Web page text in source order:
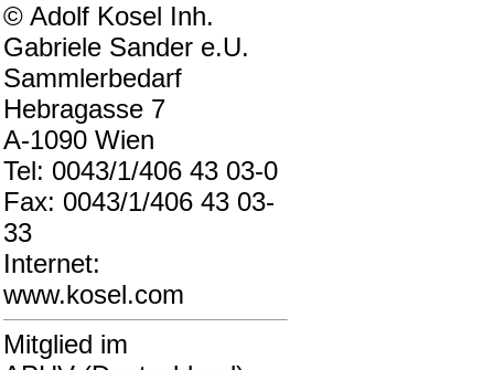
© Adolf Kosel Inh.
Gabriele Sander e.U.
Sammlerbedarf
Hebragasse 7
A-1090 Wien
Tel: 0043/1/406 43 03-0
Fax: 0043/1/406 43 03-
33
Internet:
www.kosel.com
Mitglied im